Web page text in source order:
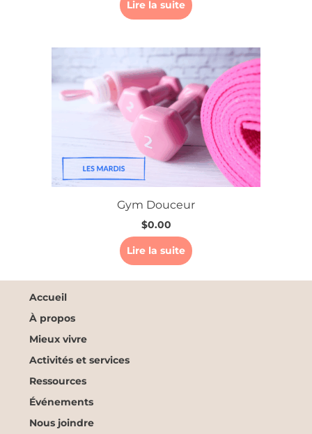
Lire la suite
Gym Douceur
$0.00
Lire la suite
Accueil
À propos
Mieux vivre
Activités et services
Ressources
Événements
Nous joindre